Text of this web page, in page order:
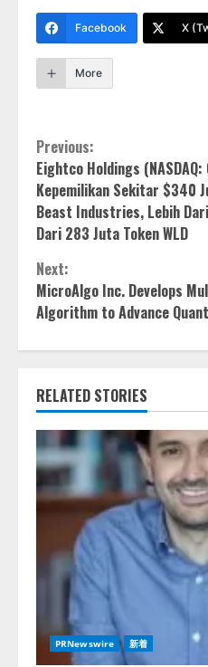
Facebook X
More
Continue
Reading
Previous:
Eightco Holdings
Kepemilikan Sekitar $340
Beast Industries, Lebih
Dari 283 Juta Token WLD
Next:
MicroAlgo Inc. Develops
Algorithm to Advance
RELATED STORIES
PRNewswire 新着